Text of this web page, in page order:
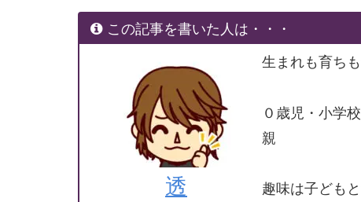
この記事を書いた人は・・・
透
生まれも育ち
０歳児・小学
親
趣味は子ども